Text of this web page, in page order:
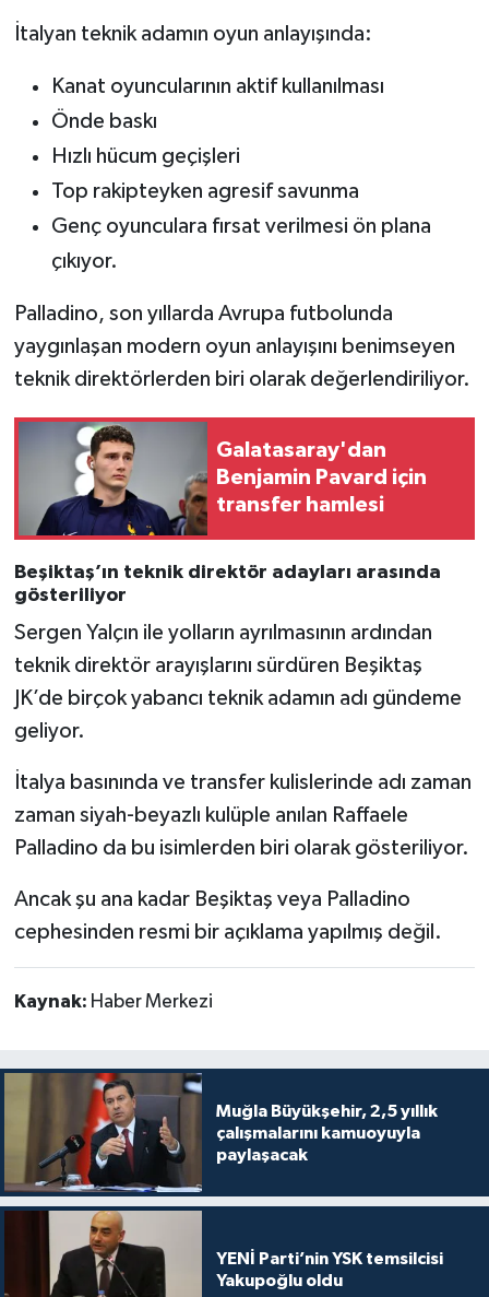
İtalyan teknik adamın oyun anlayışında:
Kanat oyuncularının aktif kullanılması
Önde baskı
Hızlı hücum geçişleri
Top rakipteyken agresif savunma
Genç oyunculara fırsat verilmesi ön plana
çıkıyor.
Palladino, son yıllarda Avrupa futbolunda
yaygınlaşan modern oyun anlayışını benimseyen
teknik direktörlerden biri olarak değerlendiriliyor.
Galatasaray'dan
Benjamin Pavard için
transfer hamlesi
Beşiktaş’ın teknik direktör adayları arasında
gösteriliyor
Sergen Yalçın ile yolların ayrılmasının ardından
teknik direktör arayışlarını sürdüren Beşiktaş
JK’de birçok yabancı teknik adamın adı gündeme
geliyor.
İtalya basınında ve transfer kulislerinde adı zaman
zaman siyah-beyazlı kulüple anılan Raffaele
Palladino da bu isimlerden biri olarak gösteriliyor.
Ancak şu ana kadar Beşiktaş veya Palladino
cephesinden resmi bir açıklama yapılmış değil.
Kaynak: Haber Merkezi
Muğla Büyükşehir, 2,5 yıllık
çalışmalarını kamuoyuyla
paylaşacak
YENİ Parti’nin YSK temsilcisi
Yakupoğlu oldu